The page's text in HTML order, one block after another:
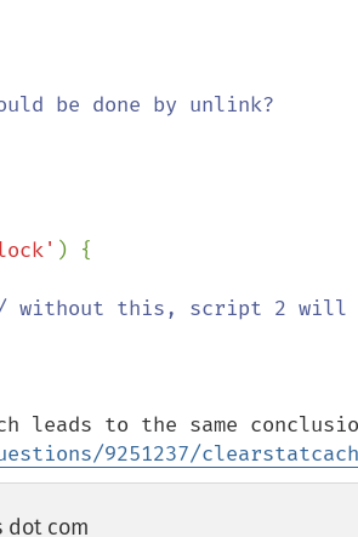
) {
without this, script 2 will
9251237/
dot com